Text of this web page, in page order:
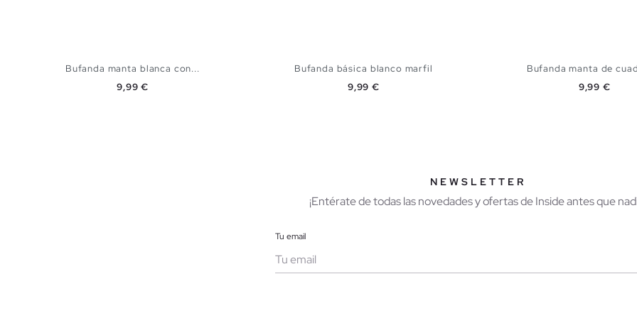
Bufanda manta blanca con...
Precio
9,99 €
Bufanda básica blanco marfil
Precio
9,99 €
Bufanda manta de
Precio
9,99 €
NEWSLETTER
¡Entérate de todas las novedades y ofertas de Inside antes que
Tu email